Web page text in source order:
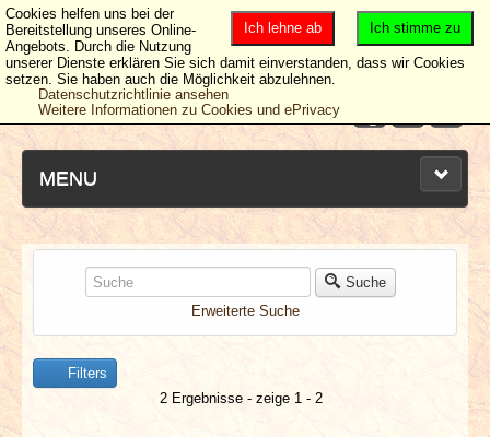
MENU
NEUESTE ARTIKEL
NEWS & DATES
BERICHTE
Suche
Erweiterte Suche
Filters
2 Ergebnisse - zeige 1 - 2
Ich stimme zu
Ich lehne ab
Cookies helfen uns bei der
Bereitstellung unseres Online-
Angebots. Durch die Nutzung
unserer Dienste erklären Sie sich damit einverstanden, dass wir Cookies
setzen. Sie haben auch die Möglichkeit abzulehnen.
Datenschutzrichtlinie ansehen
Weitere Informationen zu Cookies und ePrivacy